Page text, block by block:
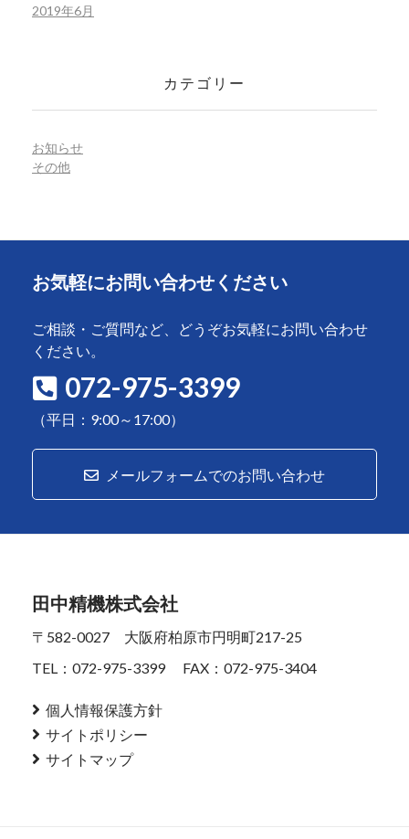
2019年6月
カテゴリー
お知らせ
その他
お気軽にお問い合わせください
ご相談・ご質問など、どうぞお気軽にお問い合わせ
ください。
072-975-3399
（平日：9:00～17:00）
メールフォームでのお問い合わせ
田中精機株式会社
〒582-0027 大阪府柏原市円明町217-25
TEL：072-975-3399
FAX：072-975-3404
個人情報保護方針
サイトポリシー
サイトマップ